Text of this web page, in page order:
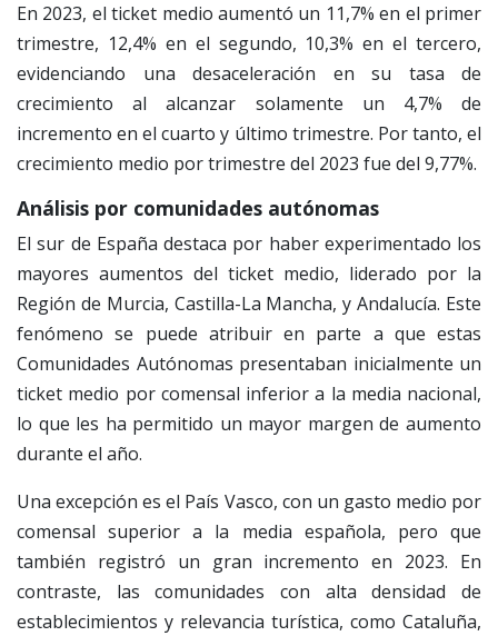
En 2023, el ticket medio aumentó un 11,7% en el primer
trimestre, 12,4% en el segundo, 10,3% en el tercero,
evidenciando una desaceleración en su tasa de
crecimiento al alcanzar solamente un 4,7% de
incremento en el cuarto y último trimestre. Por tanto, el
crecimiento medio por trimestre del 2023 fue del 9,77%.
Análisis por comunidades autónomas
El sur de España destaca por haber experimentado los
mayores aumentos del ticket medio, liderado por la
Región de Murcia, Castilla-La Mancha, y Andalucía. Este
fenómeno se puede atribuir en parte a que estas
Comunidades Autónomas presentaban inicialmente un
ticket medio por comensal inferior a la media nacional,
lo que les ha permitido un mayor margen de aumento
durante el año.
Una excepción es el País Vasco, con un gasto medio por
comensal superior a la media española, pero que
también registró un gran incremento en 2023. En
contraste, las comunidades con alta densidad de
establecimientos y relevancia turística, como Cataluña,